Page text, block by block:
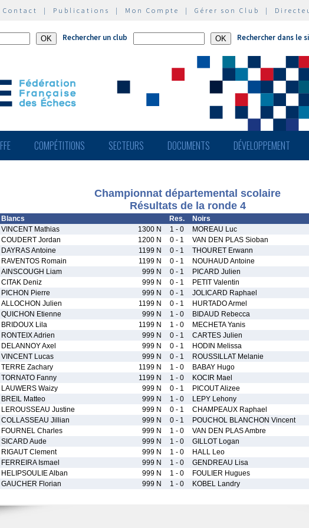
Contact | Publications | Mon Compte | Gérer son Club |
Rechercher un club Rechercher dans le
FFE COMPÉTITIONS SECTEURS DOCUMENTS DÉVELOPPEMENT
Championnat départemental scolaire
Résultats de la ronde 4
Blancs Res. Noirs
VINCENT Mathias 1300 N 1 - 0 MOREAU Luc
COUDERT Jordan 1200 N 0 - 1 VAN DEN PLAS Sioban
DAYRAS Antoine 1199 N 0 - 1 THOURET Erwann
RAVENTOS Romain 1199 N 0 - 1 NOUHAUD Antoine
AINSCOUGH Liam 999 N 0 - 1 PICARD Julien
CITAK Deniz 999 N 0 - 1 PETIT Valentin
PICHON Pierre 999 N 0 - 1 JOLICARD Raphael
ALLOCHON Julien 1199 N 0 - 1 HURTADO Armel
QUICHON Etienne 999 N 1 - 0 BIDAUD Rebecca
BRIDOUX Lila 1199 N 1 - 0 MECHETA Yanis
RONTEIX Adrien 999 N 0 - 1 CARTES Julien
DELANNOY Axel 999 N 0 - 1 HODIN Melissa
VINCENT Lucas 999 N 0 - 1 ROUSSILLAT Melanie
TERRE Zachary 1199 N 1 - 0 BABAY Hugo
TORNATO Fanny 1199 N 1 - 0 KOCIR Mael
LAUWERS Waizy 999 N 0 - 1 PICOUT Alizee
BREIL Matteo 999 N 1 - 0 LEPY Lehony
LEROUSSEAU Justine 999 N 0 - 1 CHAMPEAUX Raphael
COLLASSEAU Jillian 999 N 0 - 1 POUCHOL BLANCHON Vincent
FOURNEL Charles 999 N 1 - 0 VAN DEN PLAS Ambre
SICARD Aude 999 N 1 - 0 GILLOT Logan
RIGAUT Clement 999 N 1 - 0 HALL Leo
FERREIRA Ismael 999 N 1 - 0 GENDREAU Lisa
HELIPSOULIE Alban 999 N 1 - 0 FOULIER Hugues
GAUCHER Florian 999 N 1 - 0 KOBEL Landry